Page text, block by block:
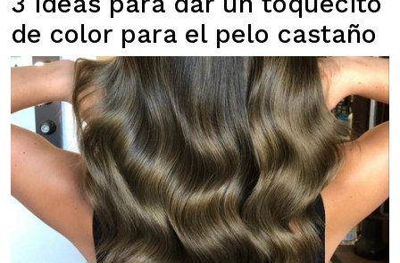
de color para el pelo castaño